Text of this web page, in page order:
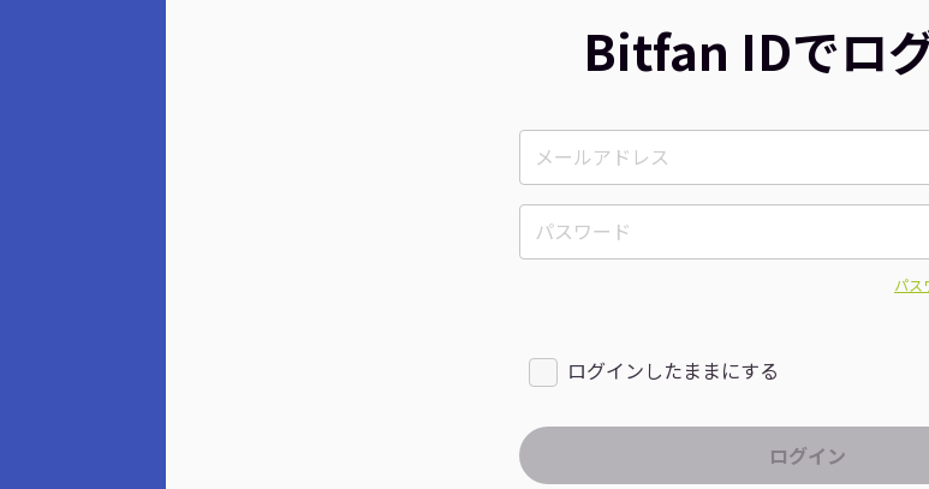
Bitfan IDでロ
パス
ログインしたままにする